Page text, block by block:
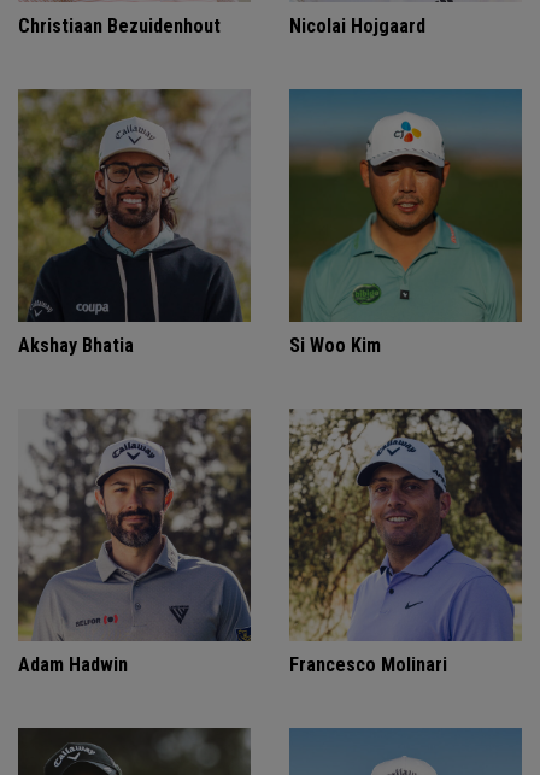
Christiaan Bezuidenhout Nicolai Hojgaard
Akshay Bhatia Si Woo Kim
Adam Hadwin Francesco Molinari